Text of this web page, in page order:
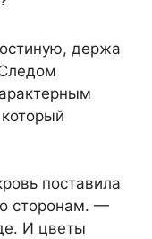
держа
поставила
сторонам. —
И цветы